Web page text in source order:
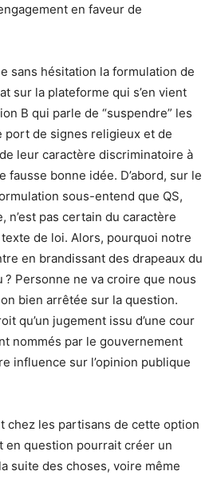
en faveur de
sans hésitation la formulation de
sur la plateforme qui s’en vient
B qui parle de “suspendre” les
port de signes religieux et de
leur caractère discriminatoire à
fausse bonne idée. D’abord, sur le
sous-entend que QS,
n’est pas certain du caractère
de loi. Alors, pourquoi notre
en brandissant des drapeaux du
? Personne ne va croire que nous
bien arrêtée sur la question.
qu’un jugement issu d’une cour
nommés par le gouvernement
influence sur l’opinion publique
chez les partisans de cette option
en question pourrait créer un
suite des choses, voire même